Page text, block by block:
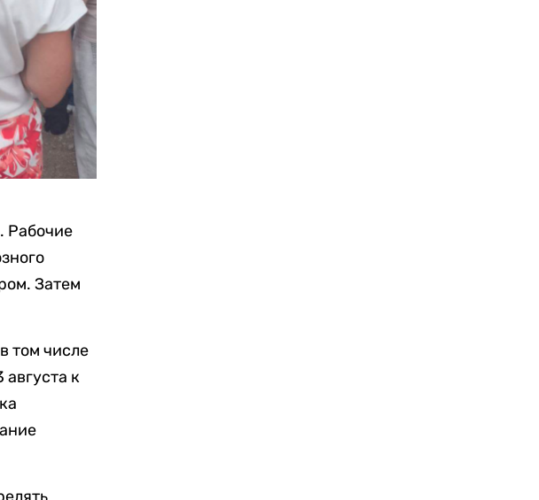
Рабочие
Затем
том числе
августа к